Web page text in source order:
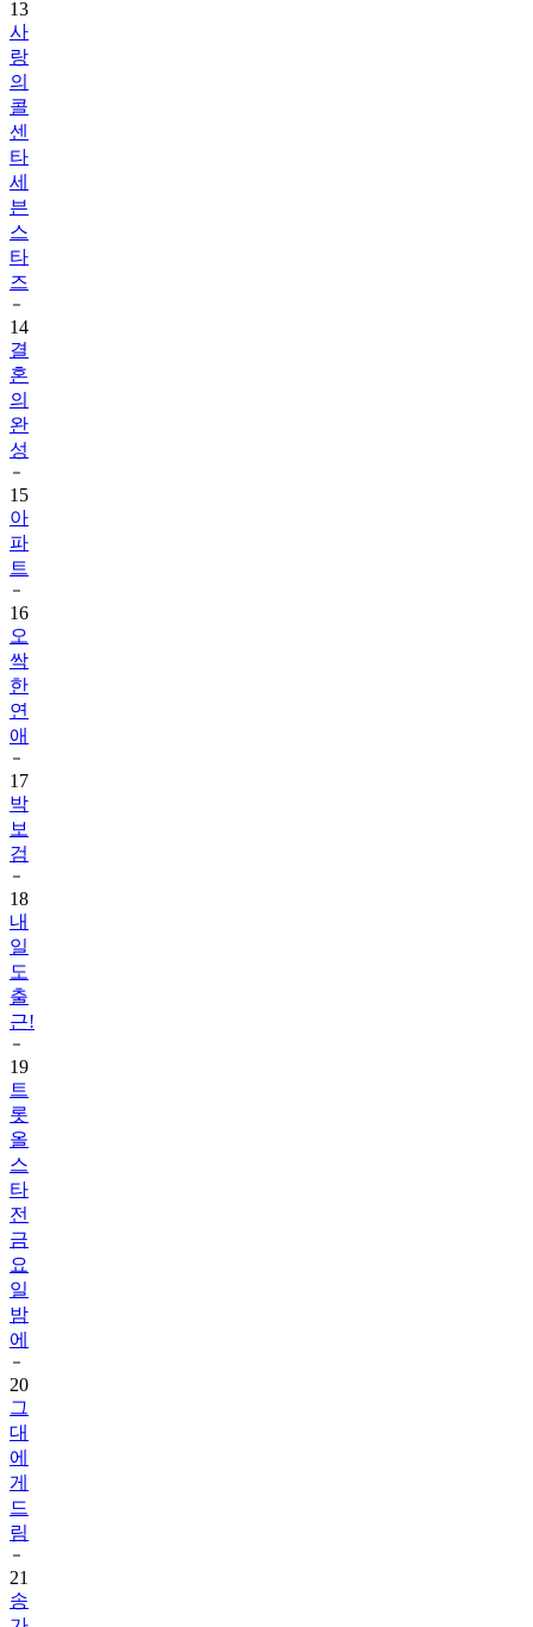
랑
의
콜
센
타
세
븐
스
타
즈
14
결
혼
의
완
성
15
아
파
트
16
오
싹
한
연
애
17
박
보
검
18
내
일
도
출
근!
19
트
롯
올
스
타
전
금
요
일
밤
에
20
그
대
에
게
드
림
21
송
가
인